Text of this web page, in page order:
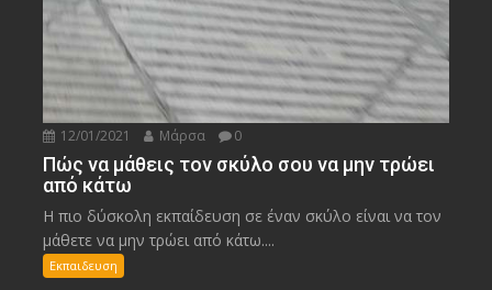
12/01/2021 Μάρσα 0
Πώς να μάθεις τον σκύλο σου να μην τρώει
από κάτω
Η πιο δύσκολη εκπαίδευση σε έναν σκύλο είναι να τον
μάθετε να μην τρώει από κάτω....
Εκπαιδευση